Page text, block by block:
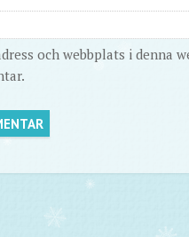
och webbplats i denna